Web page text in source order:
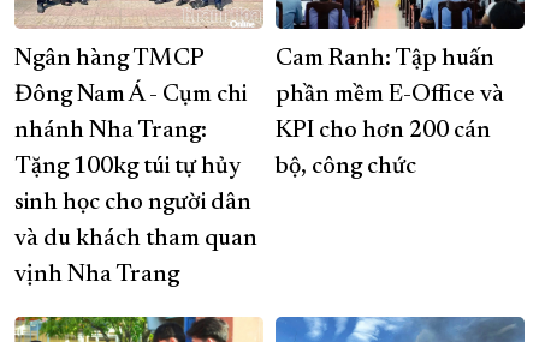
Ngân hàng TMCP
Đông Nam Á - Cụm chi
nhánh Nha Trang:
Tặng 100kg túi tự hủy
sinh học cho người dân
và du khách tham quan
vịnh Nha Trang
Cam Ranh: Tập huấn
phần mềm E-Office và
KPI cho hơn 200 cán
bộ, công chức